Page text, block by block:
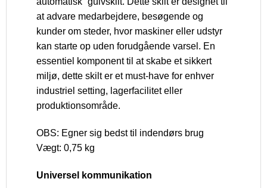
at advare medarbejdere, besøgende og
kunder om steder, hvor maskiner eller udstyr
kan starte op uden forudgående varsel. En
essentiel komponent til at skabe et sikkert
miljø, dette skilt er et must-have for enhver
industriel setting, lagerfacilitet eller
produktionsområde.
OBS: Egner sig bedst til indendørs brug
Vægt: 0,75 kg
Universel kommunikation